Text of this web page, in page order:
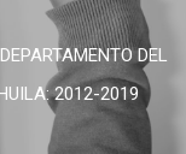
DEL
2012-2019